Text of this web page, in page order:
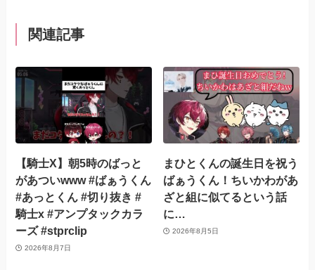
関連記事
【騎士X】朝5時のばっと
があついwww #ばぁうくん
#あっとくん #切り抜き #
騎士x #アンプタックカラ
ーズ #stprclip
2026年8月7日
まひとくんの誕生日を祝う
ばぁうくん！ちいかわがあ
ざと組に似てるという話
に…
2026年8月5日